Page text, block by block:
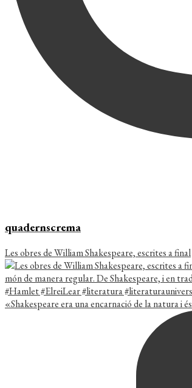
quadernscrema
Les obres de William Shakespeare, escrites a final
«Shakespeare era una encarnació de la natura i és